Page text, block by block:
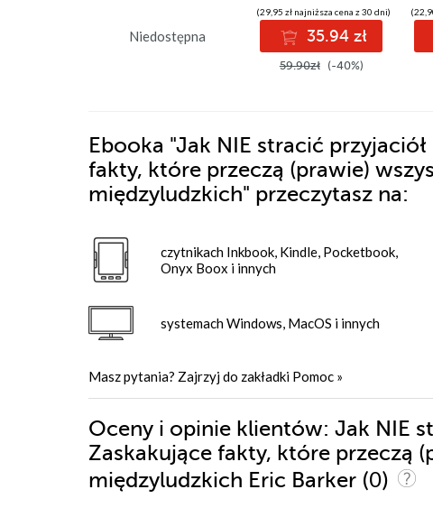
międzyludzkich
Niedostępna
(29,95 zł najniższa cena z 30 dni)
35.94 zł
59.90zł (-40%)
Ebooka "Jak NIE stracić
fakty, które przeczą (prawie)
międzyludzkich" przeczytasz na:
czytnikach Inkbook, Kindle, Pocketbook,
Onyx Boox i innych
systemach Windows, MacOS i innych
Masz pytania? Zajrzyj do zakładki Pomoc »
Oceny i opinie klientów: Jak NIE
Zaskakujące fakty, które przeczą
międzyludzkich Eric Barker (0)